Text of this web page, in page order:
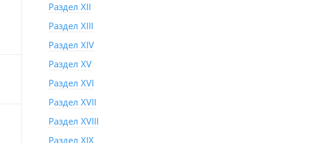
Раздел XII
Раздел XIII
Раздел XIV
Раздел XV
Раздел XVI
Раздел XVII
Раздел XVIII
Раздел XIX